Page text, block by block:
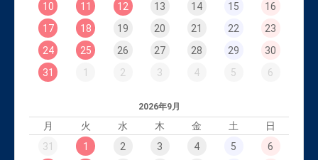
10
11 12 13 14 15
16
17
18 19 20 21 22
23
24
25 26 27 28 29
30
31
1 2 3 4 5 6
2026年9月
月 火 水 木 金 土
日
31
1 2 3 4 5
6